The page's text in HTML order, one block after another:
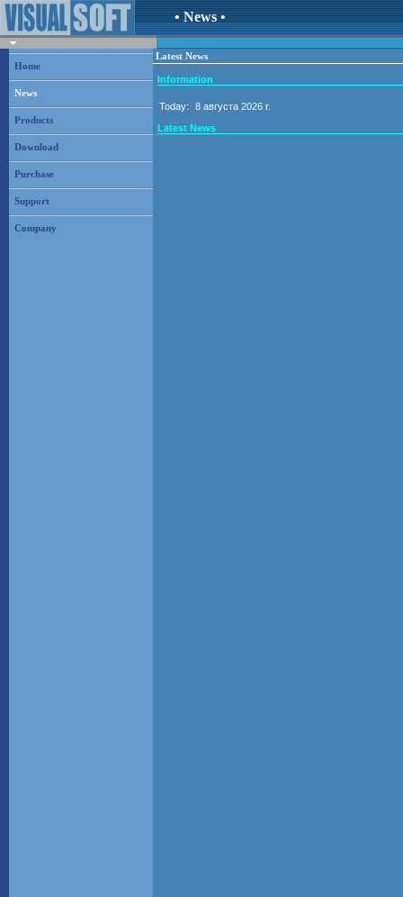
• News •
Home
News
Products
Download
Purchase
Support
Company
Latest News
Information
Today: 8 августа 2026 г.
Latest News